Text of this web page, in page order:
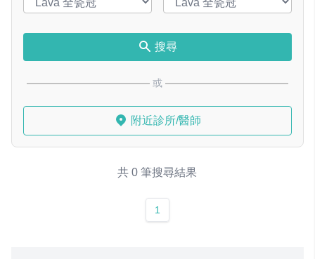
搜尋
或
附近診所/醫師
共 0 筆搜尋結果
1